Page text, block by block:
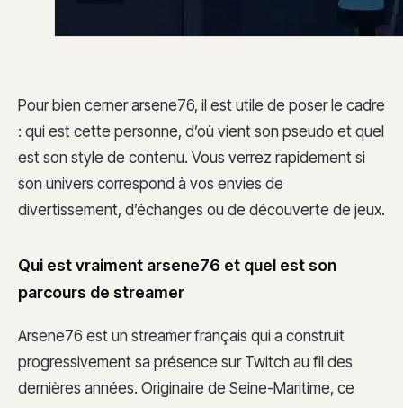
Pour bien cerner arsene76, il est utile de poser le cadre
: qui est cette personne, d’où vient son pseudo et quel
est son style de contenu. Vous verrez rapidement si
son univers correspond à vos envies de
divertissement, d’échanges ou de découverte de jeux.
Qui est vraiment arsene76 et quel est son
parcours de streamer
Arsene76 est un streamer français qui a construit
progressivement sa présence sur Twitch au fil des
dernières années. Originaire de Seine-Maritime, ce